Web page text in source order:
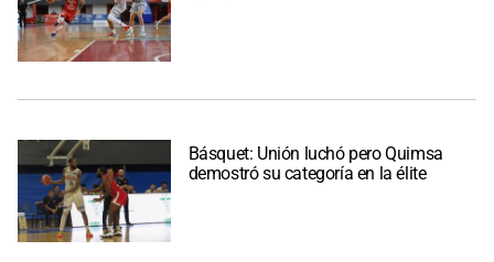
Básquet: Unión luchó pero Quimsa
demostró su categoría en la élite